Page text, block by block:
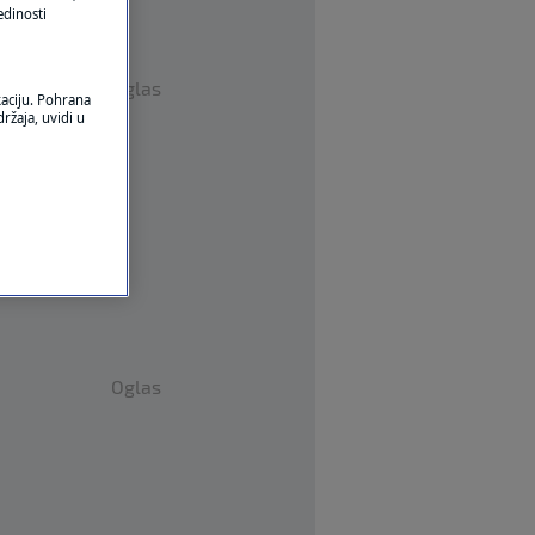
Oglas
Oglas
Pohrana
uvidi u